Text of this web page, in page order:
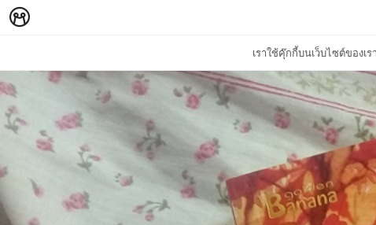
เราใช้คุ๊กกี้บนเว็บไซต์ของเ